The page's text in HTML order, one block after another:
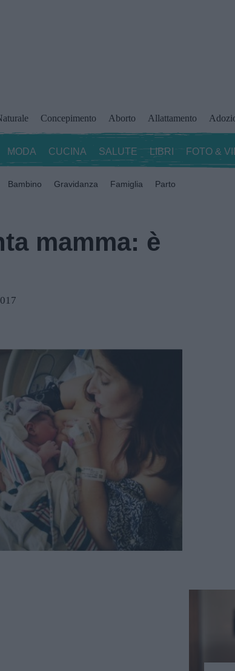
Concepimento Aborto Allattamento
MODA CUCINA SALUTE LIBRI FOTO &
Bambino Gravidanza Famiglia Parto
mamma: è